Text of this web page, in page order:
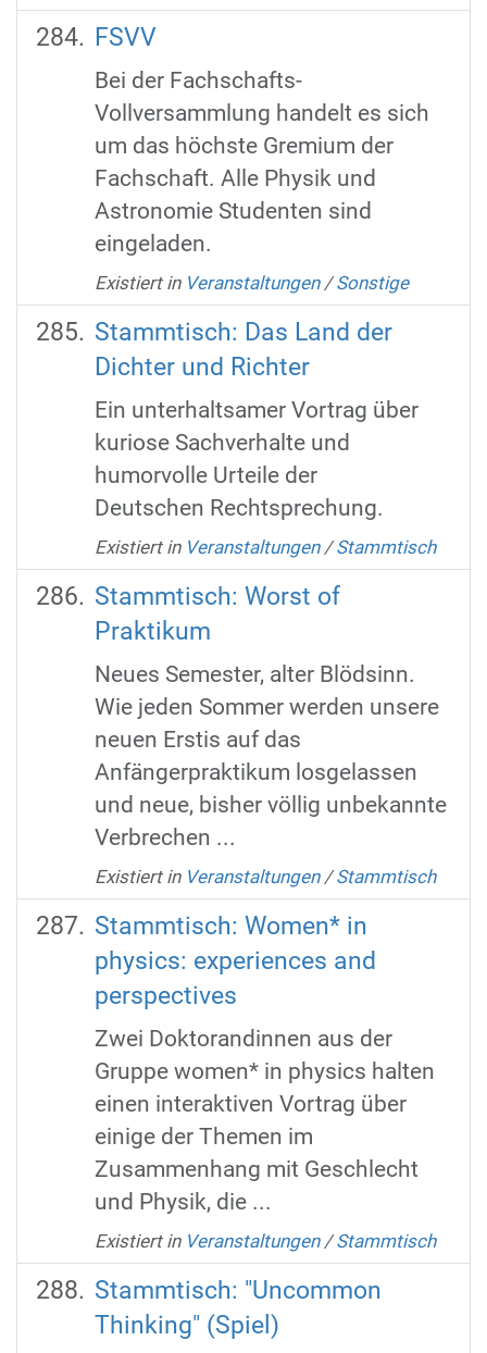
FSVV
Bei der Fachschafts-
Vollversammlung handelt es sich
um das höchste Gremium der
Fachschaft. Alle Physik und
Astronomie Studenten sind
eingeladen.
Existiert in Veranstaltungen /Sonstige
Stammtisch: Das Land der
Dichter und Richter
Ein unterhaltsamer Vortrag über
kuriose Sachverhalte und
humorvolle Urteile der
Deutschen Rechtsprechung.
Existiert in Veranstaltungen /Stammtisch
Stammtisch: Worst of
Praktikum
Neues Semester, alter Blödsinn.
Wie jeden Sommer werden unsere
neuen Erstis auf das
Anfängerpraktikum losgelassen
und neue, bisher völlig unbekannte
Verbrechen ...
Existiert in Veranstaltungen /Stammtisch
Stammtisch: Women* in
physics: experiences and
perspectives
Zwei Doktorandinnen aus der
Gruppe women* in physics halten
einen interaktiven Vortrag über
einige der Themen im
Zusammenhang mit Geschlecht
und Physik, die ...
Existiert in Veranstaltungen /Stammtisch
Stammtisch: "Uncommon
Thinking" (Spiel)